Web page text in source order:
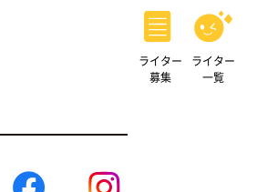
ライター
募集
ライター
一覧